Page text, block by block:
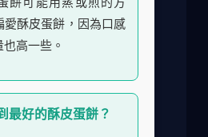
愛酥皮蛋餅，因為口感
高一些。
最好的酥皮蛋餅？